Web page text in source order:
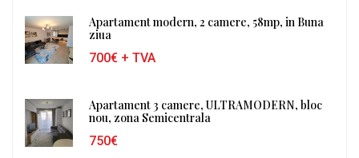
Apartament modern, 2 camere, 58mp, in Buna
ziua
700€ + TVA
Apartament 3 camere, ULTRAMODERN, bloc
nou, zona Semicentrala
750€